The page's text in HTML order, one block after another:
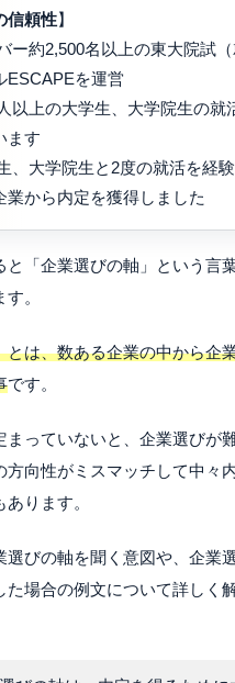
信頼性】
ー約2,500名以上の東大院試（
ESCAPEを運営
以上の大学生、大学院生の就
ます
、大学院生と2度の就活を経
業から内定を獲得しました
と「企業選びの軸」という言
。
とは、数ある企業の中から企
です。
まっていないと、企業選びが
方向性がミスマッチして中々
ります。
選びの軸を聞く意図や、企業
た場合の例文について詳しく